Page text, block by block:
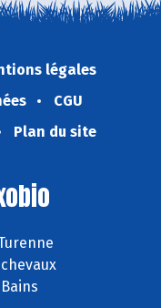
légales
CGU
Plan du site